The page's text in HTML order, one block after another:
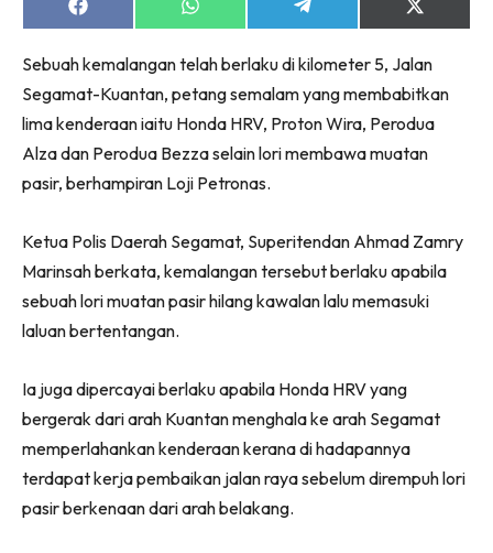
Share
on
Share
on
Share
on
Share
on
(Twitter)
Sebuah kemalangan telah berlaku di kilometer 5, Jalan
Segamat-Kuantan, petang semalam yang membabitkan
lima kenderaan iaitu Honda HRV, Proton Wira, Perodua
Alza dan Perodua Bezza selain lori membawa muatan
pasir, berhampiran Loji Petronas.
Ketua Polis Daerah Segamat, Superitendan Ahmad Zamry
Marinsah berkata, kemalangan tersebut berlaku apabila
sebuah lori muatan pasir hilang kawalan lalu memasuki
laluan bertentangan.
Ia juga dipercayai berlaku apabila Honda HRV yang
bergerak dari arah Kuantan menghala ke arah Segamat
memperlahankan kenderaan kerana di hadapannya
terdapat kerja pembaikan jalan raya sebelum dirempuh lori
pasir berkenaan dari arah belakang.